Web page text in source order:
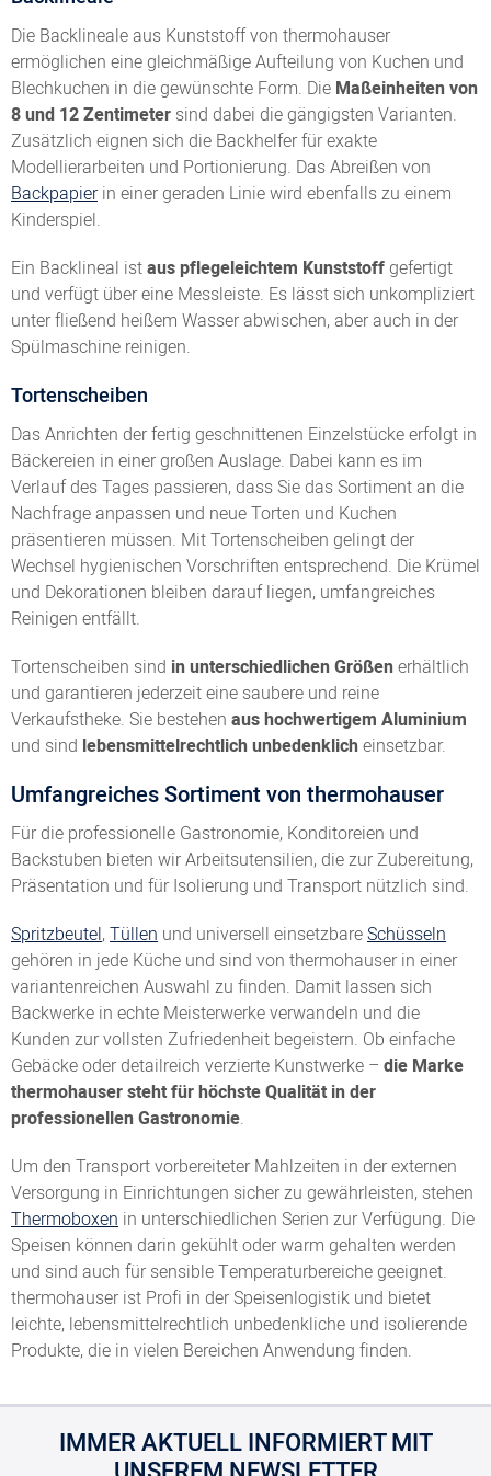
Die Backlineale aus Kunststoff von thermohauser
ermöglichen eine gleichmäßige Aufteilung von Kuchen und
Blechkuchen in die gewünschte Form. Die Maßeinheiten von
8 und 12 Zentimeter sind dabei die gängigsten Varianten.
Zusätzlich eignen sich die Backhelfer für exakte
Modellierarbeiten und Portionierung. Das Abreißen von
Backpapierin einer geraden Linie wird ebenfalls zu einem
Kinderspiel.
Ein Backlineal istaus pflegeleichtem Kunststoff gefertigt
und verfügt über eine Messleiste. Es lässt sich unkompliziert
unter fließend heißem Wasser abwischen, aber auch in der
Spülmaschine reinigen.
Tortenscheiben
Das Anrichten der fertig geschnittenen Einzelstücke erfolgt in
Bäckereien in einer großen Auslage. Dabei kann es im
Verlauf des Tages passieren, dass Sie das Sortiment an die
Nachfrage anpassen und neue Torten und Kuchen
präsentieren müssen. Mit Tortenscheiben gelingt der
Wechsel hygienischen Vorschriften entsprechend. Die Krümel
und Dekorationen bleiben darauf liegen, umfangreiches
Reinigen entfällt.
Tortenscheiben sind in unterschiedlichen Größenerhältlich
und garantieren jederzeit eine saubere und reine
Verkaufstheke. Sie bestehen aus hochwertigem Aluminium
und sind lebensmittelrechtlich unbedenklicheinsetzbar.
Umfangreiches Sortiment von thermohauser
Für die professionelle Gastronomie, Konditoreien und
Backstuben bieten wir Arbeitsutensilien, die zur Zubereitung,
Präsentation und für Isolierung und Transport nützlich sind.
Spritzbeutel, Tüllen und universell einsetzbareSchüsseln
gehören in jede Küche und sind von thermohauser in einer
variantenreichen Auswahl zu finden. Damit lassen sich
Backwerke in echte Meisterwerke verwandeln und die
Kunden zur vollsten Zufriedenheit begeistern. Ob einfache
Gebäcke oder detailreich verzierte Kunstwerke – die Marke
thermohauser steht für höchste Qualität in der
professionellen Gastronomie.
Um den Transport vorbereiteter Mahlzeiten in der externen
Versorgung in Einrichtungen sicher zu gewährleisten, stehen
Thermoboxen in unterschiedlichen Serien zur Verfügung. Die
Speisen können darin gekühlt oder warm gehalten werden
und sind auch für sensible Temperaturbereiche geeignet.
thermohauser ist Profi in der Speisenlogistik und bietet
leichte, lebensmittelrechtlich unbedenkliche und isolierende
Produkte, die in vielen Bereichen Anwendung finden.
IMMER AKTUELL INFORMIERT MIT